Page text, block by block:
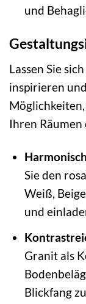
und
Lassen Sie
inspirieren
Möglichkeiten,
Ihren
Sie den
Weiß,
und
Granit als
Blickfang